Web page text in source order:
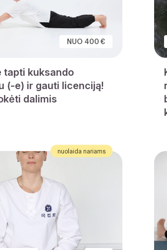
NUO 400 €
tapti kuksando
(-e) ir gauti licenciją!
dalimis
nuolaida nariams